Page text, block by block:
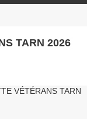
TARN 2026